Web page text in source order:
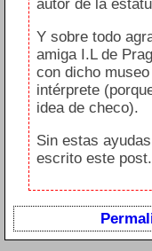
autor de la
Y sobre todo
amiga I.L de
con dicho
intérprete
idea de checo).
Sin estas
escrito este post.